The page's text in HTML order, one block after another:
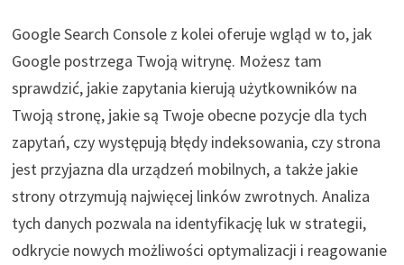
Google Search Console z kolei oferuje wgląd w to, jak
Google postrzega Twoją witrynę. Możesz tam
sprawdzić, jakie zapytania kierują użytkowników na
Twoją stronę, jakie są Twoje obecne pozycje dla tych
zapytań, czy występują błędy indeksowania, czy strona
jest przyjazna dla urządzeń mobilnych, a także jakie
strony otrzymują najwięcej linków zwrotnych. Analiza
tych danych pozwala na identyfikację luk w strategii,
odkrycie nowych możliwości optymalizacji i reagowanie